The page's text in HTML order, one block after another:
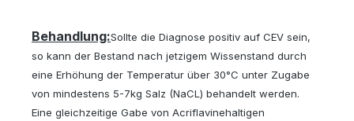
Behandlung:Sollte die Diagnose positiv auf CEV sein,
so kann der Bestand nach jetzigem Wissenstand durch
eine Erhöhung der Temperatur über 30°C unter Zugabe
von mindestens 5-7kg Salz (NaCL) behandelt werden.
Eine gleichzeitige Gabe von Acriflavinehaltigen